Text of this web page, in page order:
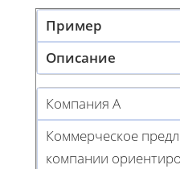
Пример
Описание
Компания A
Коммерческое
компании